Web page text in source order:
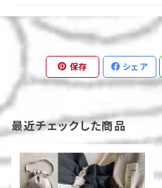
保存 シェア
最近チェックした商品